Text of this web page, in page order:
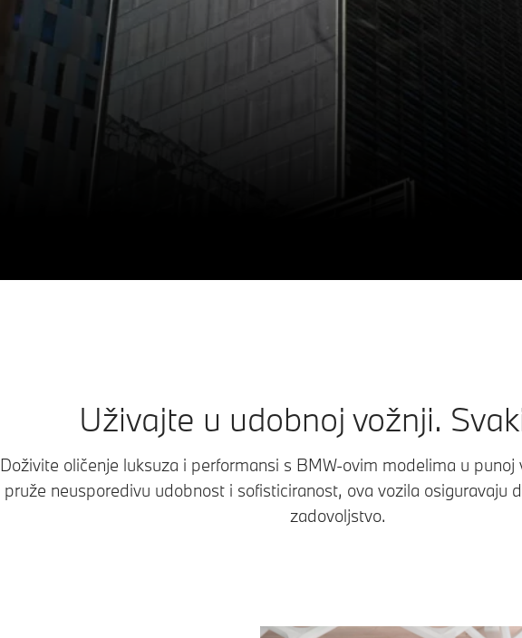
Uživajte u udobnoj vožnji.
Doživite oličenje luksuza i performansi s BMW-ovim modelima u punoj
pruže neusporedivu udobnost i sofisticiranost, ova vozila osiguravaju
zadovoljstvo.